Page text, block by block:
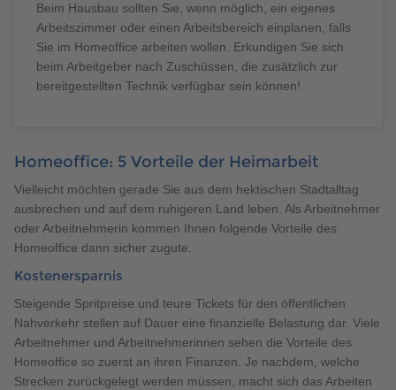
Beim Hausbau sollten Sie, wenn möglich, ein eigenes
Arbeitszimmer oder einen Arbeitsbereich einplanen, falls
Sie im Homeoffice arbeiten wollen. Erkundigen Sie sich
beim Arbeitgeber nach Zuschüssen, die zusätzlich zur
bereitgestellten Technik verfügbar sein können!
Homeoffice: 5 Vorteile der Heimarbeit
Vielleicht möchten gerade Sie aus dem hektischen Stadtalltag
ausbrechen und auf dem ruhigeren Land leben. Als Arbeitnehmer
oder Arbeitnehmerin kommen Ihnen folgende Vorteile des
Homeoffice dann sicher zugute.
Kostenersparnis
Steigende Spritpreise und teure Tickets für den öffentlichen
Nahverkehr stellen auf Dauer eine finanzielle Belastung dar. Viele
Arbeitnehmer und Arbeitnehmerinnen sehen die Vorteile des
Homeoffice so zuerst an ihren Finanzen. Je nachdem, welche
Strecken zurückgelegt werden müssen, macht sich das Arbeiten